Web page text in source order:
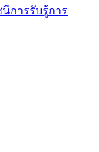
การรับรู้การ